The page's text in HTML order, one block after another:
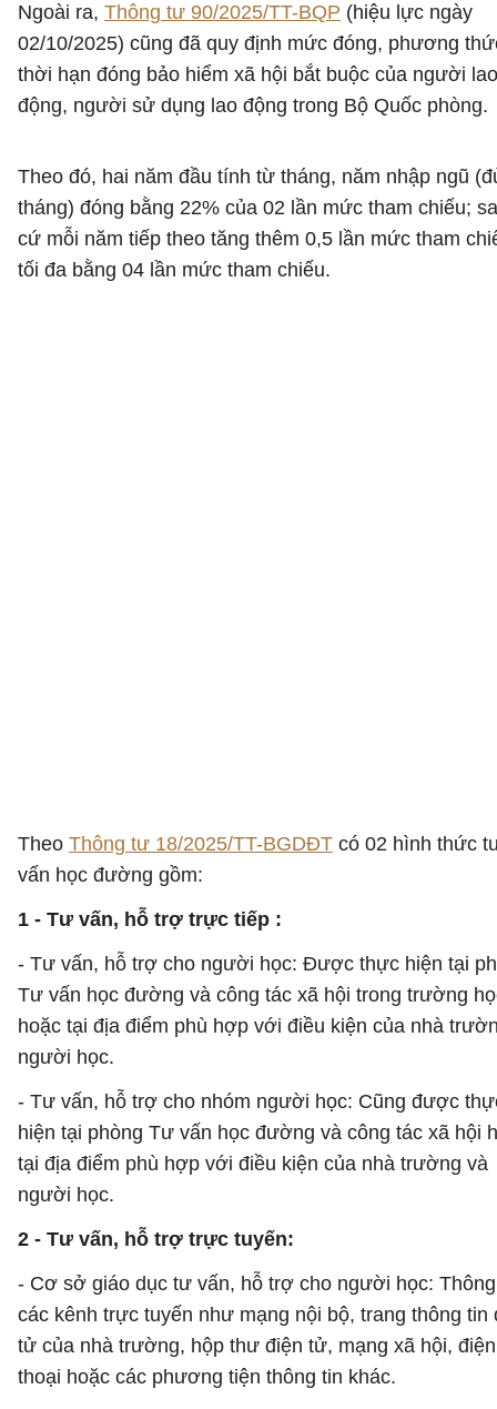
Ngoài ra, Thông tư 90/2025/TT-BQP (hiệu lực ngày
02/10/2025) cũng đã quy định mức đóng, phương
thời hạn đóng bảo hiểm xã hội bắt buộc của người lao
động, người sử dụng lao động trong Bộ Quốc phòng.
Theo đó, hai năm đầu tính từ tháng, năm nhập ngũ
tháng) đóng bằng 22% của 02 lần mức tham chiếu;
cứ mỗi năm tiếp theo tăng thêm 0,5 lần mức tham
tối đa bằng 04 lần mức tham chiếu.
Theo Thông tư 18/2025/TT-BGDĐT có 02 hình thức
vấn học đường gồm:
1 - Tư vấn, hỗ trợ trực tiếp :
- Tư vấn, hỗ trợ cho người học: Được thực hiện tại
Tư vấn học đường và công tác xã hội trong trường
hoặc tại địa điểm phù hợp với điều kiện của nhà
người học.
- Tư vấn, hỗ trợ cho nhóm người học: Cũng được
hiện tại phòng Tư vấn học đường và công tác xã hội
tại địa điểm phù hợp với điều kiện của nhà trường và
người học.
2 - Tư vấn, hỗ trợ trực tuyến:
- Cơ sở giáo dục tư vấn, hỗ trợ cho người học:
các kênh trực tuyến như mạng nội bộ, trang thông tin
tử của nhà trường, hộp thư điện tử, mạng xã hội, điện
thoại hoặc các phương tiện thông tin khác.